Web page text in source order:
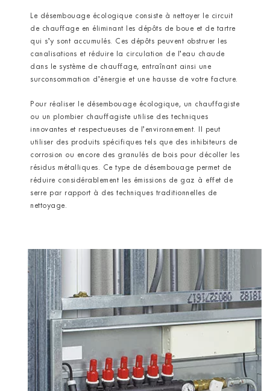
Le désembouage écologique consiste à nettoyer le circuit
de chauffage en éliminant les dépôts de boue et de tartre
qui s’y sont accumulés. Ces dépôts peuvent obstruer les
canalisations et réduire la circulation de l’eau chaude
dans le système de chauffage, entraînant ainsi une
surconsommation d’énergie et une hausse de votre facture.
Pour réaliser le désembouage écologique, un chauffagiste
ou un plombier chauffagiste utilise des techniques
innovantes et respectueuses de l’environnement. Il peut
utiliser des produits spécifiques tels que des inhibiteurs de
corrosion ou encore des granulés de bois pour décoller les
résidus métalliques. Ce type de désembouage permet de
réduire considérablement les émissions de gaz à effet de
serre par rapport à des techniques traditionnelles de
nettoyage.